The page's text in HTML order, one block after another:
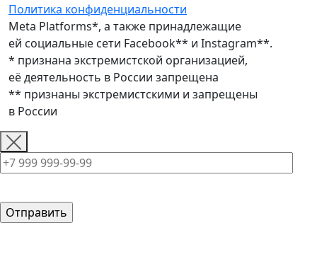
Политика конфиденциальности
Meta Platforms*, а также принадлежащие
ей социальные сети Facebook** и Instagram**.
* признана экстремистской организацией,
её деятельность в России запрещена
** признаны экстремистскими и запрещены
в России